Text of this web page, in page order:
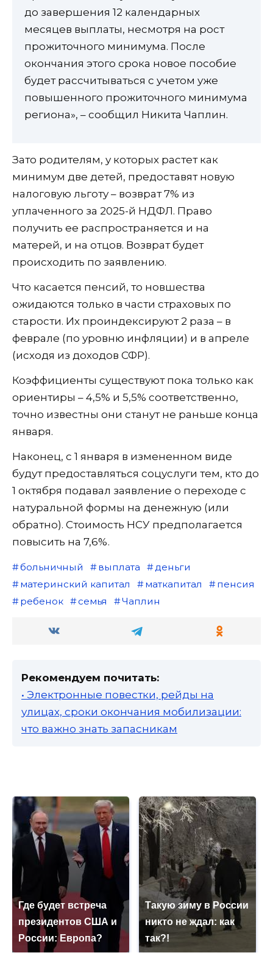
до завершения 12 календарных
месяцев выплаты, несмотря на рост
прожиточного минимума. После
окончания этого срока новое пособие
будет рассчитываться с учетом уже
повышенного прожиточного минимума
региона», – сообщил Никита Чаплин.
Зато родителям, у которых растет как
минимум две детей, предоставят новую
налоговую льготу – возврат 7% из
уплаченного за 2025-й НДФЛ. Право
получить ее распространяется и на
матерей, и на отцов. Возврат будет
происходить по заявлению.
Что касается пенсий, то новшества
ожидаются только в части страховых по
старости. Их проиндексируют 2 раза – в
феврале (по уровню инфляции) и в апреле
(исходя из доходов СФР).
Коэффициенты существуют пока только как
ориентиры – 4,5% и 5,5% соответственно,
точно известны они станут не раньше конца
января.
Наконец, с 1 января в измененном виде
будут предоставляться соцуслуги тем, кто до
1 октября подавал заявление о переходе с
натуральной формы на денежную (или
обратно). Стоимость НСУ предполагается
повысить на 7,6%.
больничный выплата
деньги
материнский капитал
маткапитал
пенсия
ребенок
семья Чаплин
Рекомендуем почитать:
• Электронные повестки, рейды на
улицах, сроки окончания мобилизации:
что важно знать запасникам
Где будет встреча
президентов США и
России: Европа?
Такую зиму в России
никто не ждал: как
так?!